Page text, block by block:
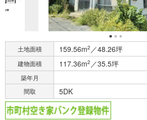
土地面積 159.56m2 ／48.26坪
建物面積 117.36m2 ／35.5坪
築年月
間取
5DK